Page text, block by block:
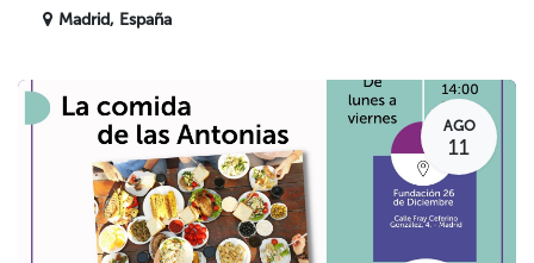
Madrid, España
AGO
11